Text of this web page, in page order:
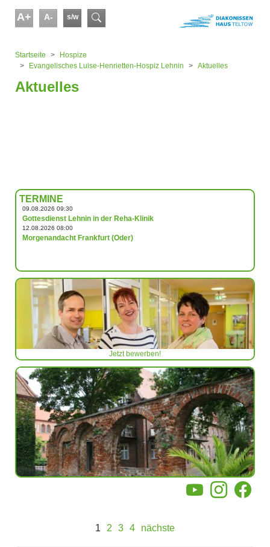
A+ A- s/w Suchformular
Startseite
Hospize
Evangelisches Luise-Henrietten-Hospiz Lehnin
Aktuelles
Aktuelles
TERMINE
09.08.2026 09:30
Gottesdienst Lehnin in der Reha-Klinik
12.08.2026 08:00
Morgenandacht Frankfurt (Oder)
Jetzt bewerben!
YouTubeInstagram
1 2 3 4 nächste